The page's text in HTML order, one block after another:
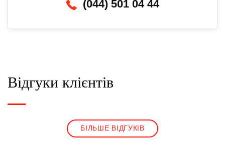
(044) 501 04 44
Відгуки клієнтів
БІЛЬШЕ ВІДГУКІВ